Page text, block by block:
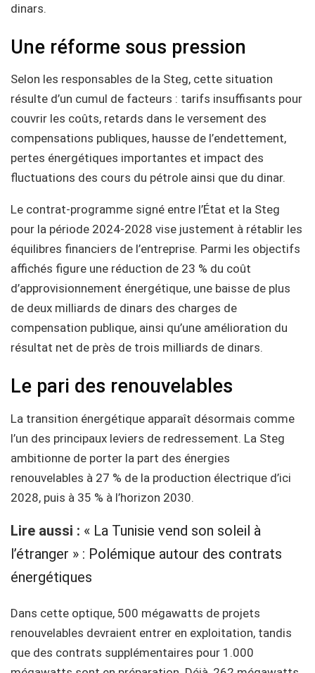
dinars.
Une réforme sous pression
Selon les responsables de la Steg, cette situation
résulte d’un cumul de facteurs : tarifs insuffisants pour
couvrir les coûts, retards dans le versement des
compensations publiques, hausse de l’endettement,
pertes énergétiques importantes et impact des
fluctuations des cours du pétrole ainsi que du dinar.
Le contrat-programme signé entre l’État et la Steg
pour la période 2024-2028 vise justement à rétablir les
équilibres financiers de l’entreprise. Parmi les objectifs
affichés figure une réduction de 23 % du coût
d’approvisionnement énergétique, une baisse de plus
de deux milliards de dinars des charges de
compensation publique, ainsi qu’une amélioration du
résultat net de près de trois milliards de dinars.
Le pari des renouvelables
La transition énergétique apparaît désormais comme
l’un des principaux leviers de redressement. La Steg
ambitionne de porter la part des énergies
renouvelables à 27 % de la production électrique d’ici
2028, puis à 35 % à l’horizon 2030.
Lire aussi : « La Tunisie vend son soleil à
l’étranger » : Polémique autour des contrats
énergétiques
Dans cette optique, 500 mégawatts de projets
renouvelables devraient entrer en exploitation, tandis
que des contrats supplémentaires pour 1.000